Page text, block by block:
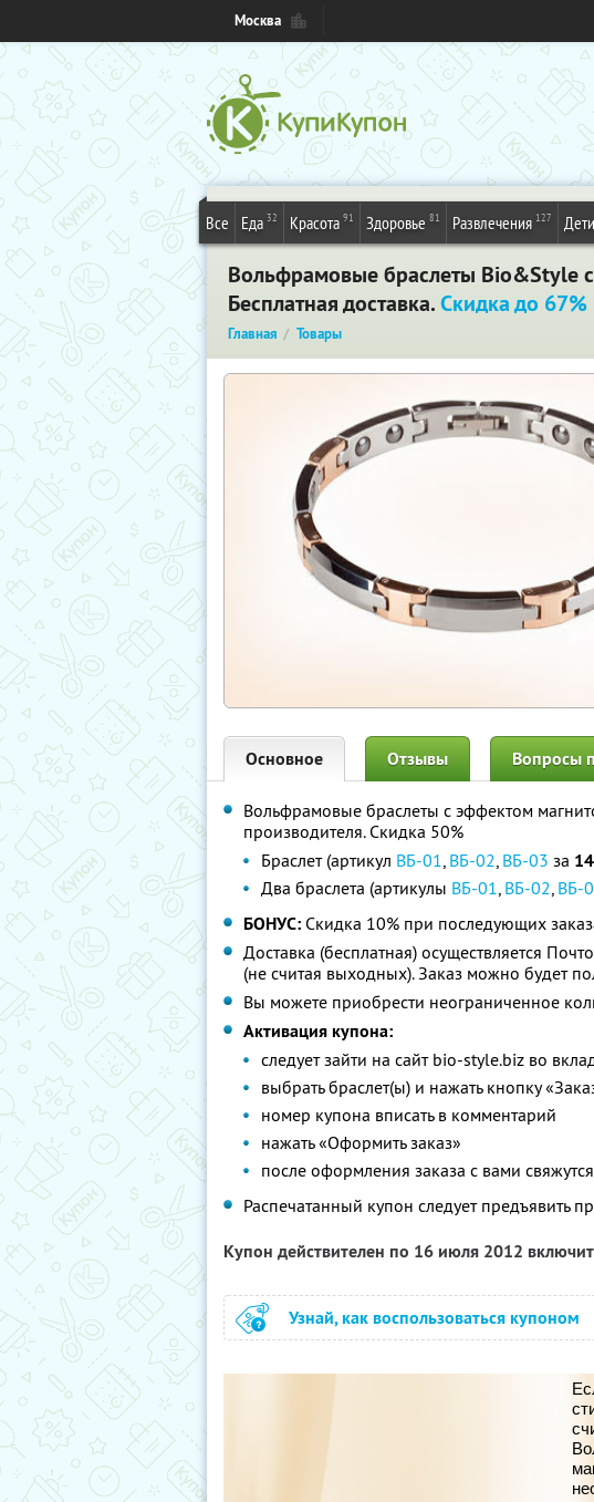
Москва
Все Еда 32 Красота 91 Здоровье 81 Развлечения 127 Дети
Вольфрамовые браслеты Bio&Style
Бесплатная доставка.Скидка до 67%
Главная Товары
Основное Отзывы Вопросы
Вольфрамовые браслеты с эффектом
производителя. Скидка 50%
Браслет (артикул ВБ-01, ВБ-02, ВБ-03 за
Два браслета (артикулы ВБ-01, ВБ-02, ВБ-
БОНУС: Скидка 10% при последующих
Доставка (бесплатная) осуществляется
(не считая выходных). Заказ можно будет
Вы можете приобрести неограниченное
Активация купона:
следует зайти на сайт bio-style.biz во
выбрать браслет(ы) и нажать кнопку
номер купона вписать в комментарий
нажать «Оформить заказ»
после оформления заказа с вами
Распечатанный купон следует предъявить
Купон действителен по 16 июля 2012
Узнай, как воспользоваться купоном